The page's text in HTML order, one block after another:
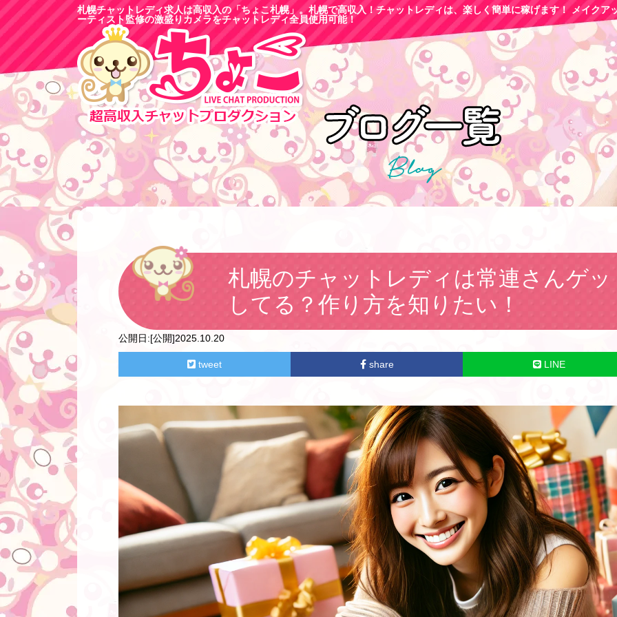
札幌チャットレディ求人は高収入の「ちょこ札幌」。札幌で高収入！チャットレディは、楽しく簡単に稼げます！ メイクア
ーティスト監修の激盛りカメラをチャットレディ全員使用可能！
札幌のチャットレディは常連さんゲ
してる？作り方を知りたい！
公開日:[公開]2025.10.20
tweet share LINE